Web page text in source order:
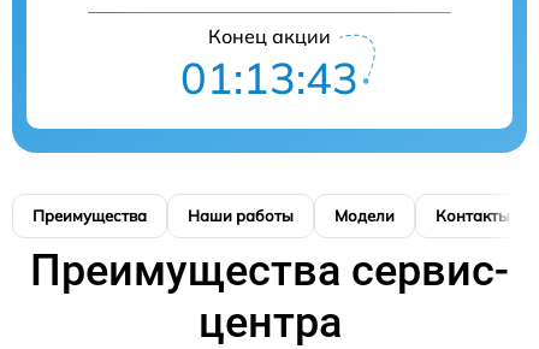
Конец акции
01:13:43
Преимущества Наши работы Модели Контакты
Преимущества сервис-
центра